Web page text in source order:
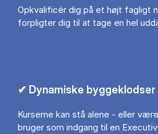
Opkvalificér dig på et højt fagligt
forpligter dig til at tage en hel
✔ Dynamiske byggeklodser
Kurserne kan stå alene - eller
bruger som indgang til en